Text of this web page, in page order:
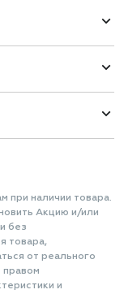
при наличии товара.
Акцию и/или
без
товара,
от реального
правом
и